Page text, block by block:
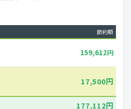
節約額
159,612円
17,500円
177,112円